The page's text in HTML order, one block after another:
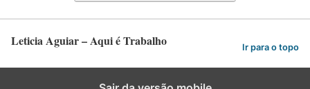
Leticia Aguiar – Aqui é Trabalho Ir para o topo